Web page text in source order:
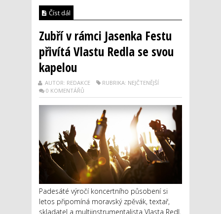
Číst dál
Zubří v rámci Jasenka Festu
přivítá Vlastu Redla se svou
kapelou
AUTOR: REDAKCE
RUBRIKA: NEJČTENĚJŠÍ
0 KOMENTÁŘŮ
Padesáté výročí koncertního působení si
letos připomíná moravský zpěvák, textař,
skladatel a multiinstrumentalista Vlasta Redl.